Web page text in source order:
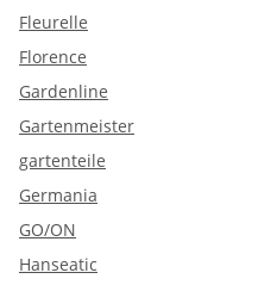
Fleurelle
Florence
Gardenline
Gartenmeister
gartenteile
Germania
GO/ON
Hanseatic